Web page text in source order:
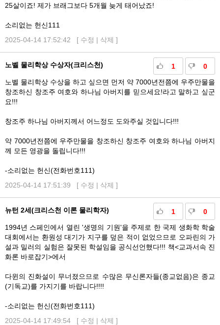
25살이죠! 제가 브래그보다 5개월 늦게 태어났죠!
소리없는 헌신111
2025-04-14 17:52:42 [ 수정 | 삭제 ]
1 0
노벨 물리학상 수상자(크리스천)
노벨 물리학상 수상을 하고 싶으면 먼저 약 7000년전쯤에 우주만물을
창조하신 창조주 여호와 하나님 아버지를 믿으세요!라고 말하고 싶군
요!!!
창조주 하나님 아버지께서 어느정도 도와주실 것입니다!!!
약 7000년전쯤에 우주만물을 창조하신 창조주 여호와 하나님 아버지
께 모든 영광을 돌립니다!!!
-소리없는 헌신(전화번호111)
2025-04-14 17:51:39 [ 수정 | 삭제 ]
1 0
뉴턴 2세(크리스천 이론 물리학자)
1994년 스페인에서 열린 '생명의 기원'을 주제로 한 국제 생화학 학술
대회에서는 환원성 대기가 지구를 덮은 적이 없었으므로 오파린의 가
설과 밀러의 실험은 잘못된 학설임을 공식선언했다!!! 책<교과서속 진
화론 바로잡기>에서
다윈의 진화설이 무너졌으므로 수많은 무신론자들(종교없음)은 종교
(기독교)를 가지기를 바랍니다!!!!
-소리없는 헌신(전화번호111)
2025-04-14 17:49:54 [ 수정 | 삭제 ]